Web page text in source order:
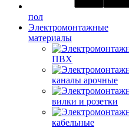
пол
Электромонтажные
материалы
ПВХ
каналы арочные
вилки и розетки
кабельные